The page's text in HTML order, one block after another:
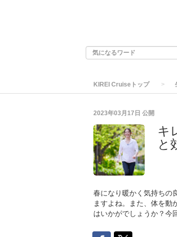
KIREI Cruiseトップ
2023年03月17日 公開
キ
と
春になり暖かく気持ちの
ますよね。また、体を動
はいかがでしょうか？今